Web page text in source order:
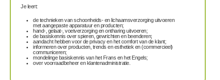
Je leert:
de technieken van schoonheids- en lichaamsverzorging uitvoeren
met aangepaste apparatuur en producten;
hand-, gelaat-, voetverzorging en ontharing uitvoeren;
de basiskennis over spieren, gewrichten en beenderen;
aandacht hebben voor de privacy en het comfort van de klant;
informeren over producten, trends en esthetiek en (commercieel)
communiceren;
mondelinge basiskennis van het Frans en het Engels;
over voorraadbeheer en klantenadministratie.